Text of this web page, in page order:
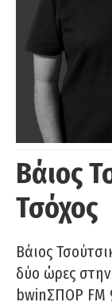
Βάιος
Τσόχος
Βάιος
δύο ώρες
bwinΣΠΟΡ FM